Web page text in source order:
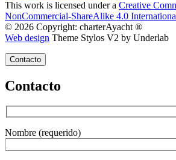
This work is licensed under a Creative
NonCommercial-ShareAlike 4.0
© 2026 Copyright: charterAyacht ®
Web design Theme Stylos V2 by Underlab
Contacto
Contacto
Nombre (requerido)